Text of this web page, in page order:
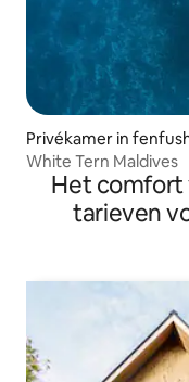
Privékamer in
White Tern Maldives
Het comfort
tarieven